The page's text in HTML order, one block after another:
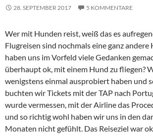
28. SEPTEMBER 2017 5 KOMMENTARE
Wer mit Hunden reist, weiß das es
Flugreisen sind nochmals eine ganz
haben uns im Vorfeld viele Gedanken
überhaupt ok, mit einem Hund zu fliegen?
wenigstens einmal ausprobiert haben und
buchten wir Tickets mit der TAP nach
wurde vermessen, mit der Airline das
und so richtig wohl haben wir uns in den
Monaten nicht gefühlt. Das Reiseziel war ok